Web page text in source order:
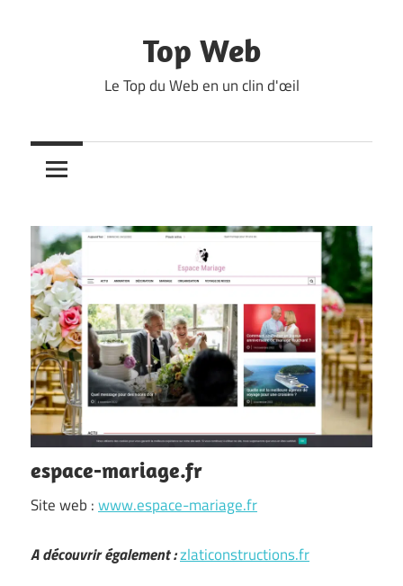
Top Web
Le Top du Web en un clin d'œil
espace-mariage.fr
Site web :www.espace-mariage.fr
A découvrir également :zlaticonstructions.fr